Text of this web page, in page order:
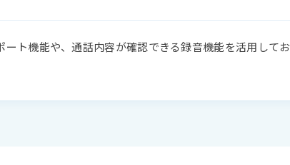
ト機能や、通話内容が確認できる録音機能を活用してお